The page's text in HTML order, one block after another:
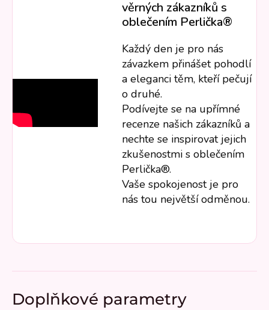
věrných zákazníků s
oblečením Perlička®
Každý den je pro nás
závazkem přinášet pohodlí
a eleganci těm, kteří pečují
o druhé.
Podívejte se na upřímné
recenze našich zákazníků a
nechte se inspirovat jejich
zkušenostmi s oblečením
Perlička®.
Vaše spokojenost je pro
nás tou největší odměnou.
Doplňkové parametry